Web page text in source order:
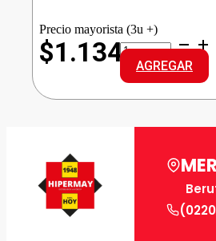
Precio mayorista (3u +)
$1.134ARCOR
ARVEJAS
cantidad
AGREGAR